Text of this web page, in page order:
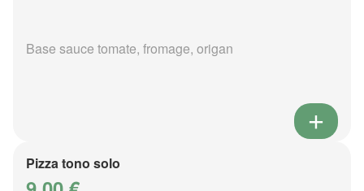
Base sauce tomate, fromage, origan
Pizza tono solo